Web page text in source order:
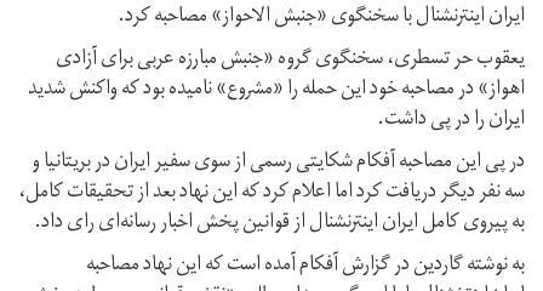
ایران اینترنشنال با سخنگوی «جنبش الاحواز» مصاحبه کرد.
یعقوب حر تسطری، سخنگوی گروه «جنبش مبارزه عربی برای آزادی
اهواز» در مصاحبه خود این حمله را «مشروع» نامیده بود که واکنش شدید
ایران را در پی داشت.
در پی این مصاحبه آفکام شکایتی رسمی از سوی سفیر ایران در بریتانیا و
سه نفر دیگر دریافت کرد اما اعلام کرد که این نهاد بعد از تحقیقات کامل،
به پیروی کامل ایران اینترنشنال از قوانین پخش اخبار رسانه‌ای رای داد.
به نوشته گاردین در گزارش آفکام آمده است که این نهاد مصاحبه